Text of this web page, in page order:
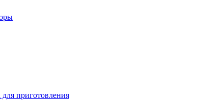
для приготовления